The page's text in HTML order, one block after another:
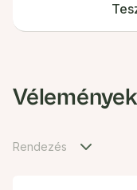
Vélemények
Rendezés